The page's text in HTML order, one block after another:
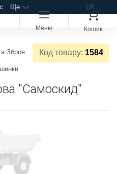
Ще UK
Меню Кошик
Код товару: 1584
Зброя
"Самоскид"